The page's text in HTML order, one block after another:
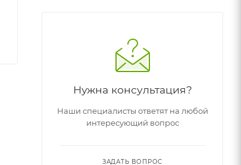
Нужна консультация?
Наши специалисты ответят на любой
интересующий вопрос
ЗАДАТЬ ВОПРОС